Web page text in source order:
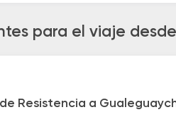
para el viaje
Resistencia a